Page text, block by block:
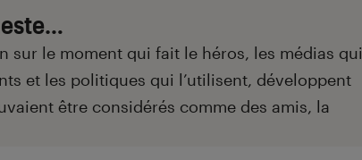
sur le moment qui fait le héros, les médias qui
et les politiques qui l’utilisent, développent
être considérés comme des amis, la